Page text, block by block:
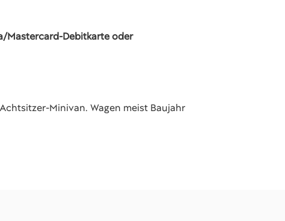
Mastercard-Debitkarte oder
Minivan. Wagen meist Baujahr